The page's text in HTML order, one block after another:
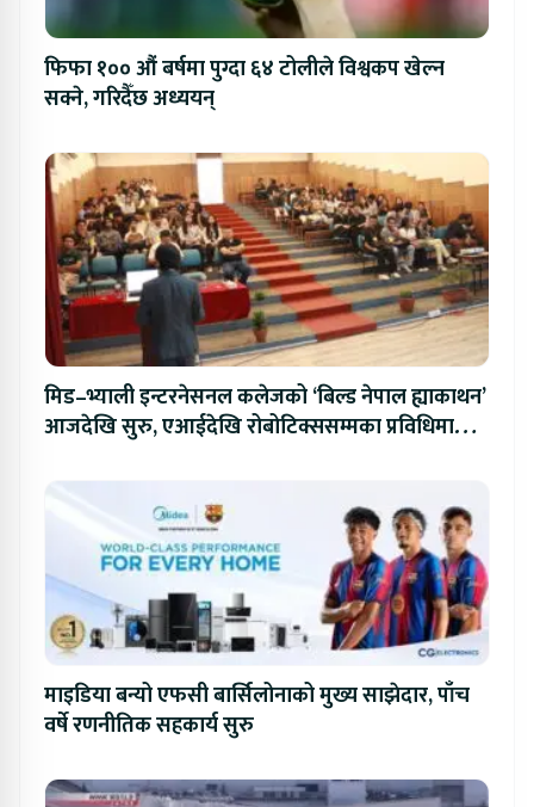
फिफा १०० औं बर्षमा पुग्दा ६४ टोलीले विश्वकप खेल्न
सक्ने, गरिदैँछ अध्ययन्
मिड–भ्याली इन्टरनेसनल कलेजको ‘बिल्ड नेपाल ह्याकाथन’
आजदेखि सुरु, एआईदेखि रोबोटिक्ससम्मका प्रविधिमा
माइडिया बन्यो एफसी बार्सिलोनाको मुख्य साझेदार, पाँच
वर्षे रणनीतिक सहकार्य सुरु